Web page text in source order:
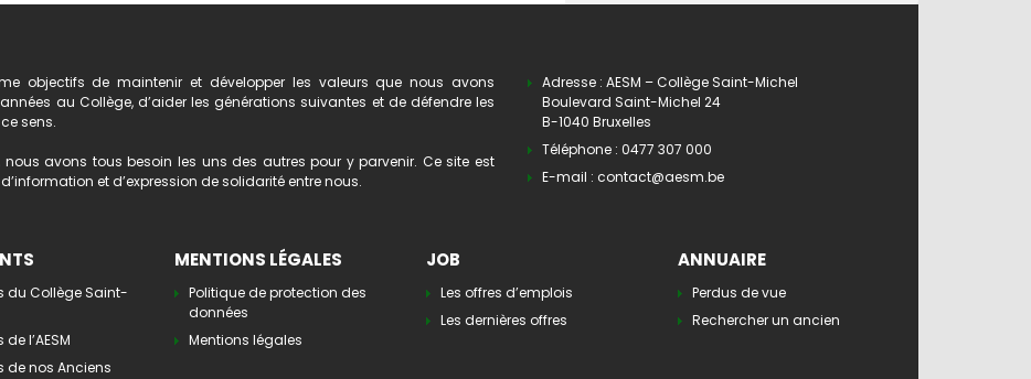
objectifs de maintenir et développer les valeurs que nous avons
au Collège, d’aider les générations suivantes et de défendre les
sens.
nous avons tous besoin les uns des autres pour y parvenir. Ce site est
et d’expression de solidarité entre nous.
Adresse : AESM – Collège Saint-Michel
Boulevard Saint-Michel 24
B-1040 Bruxelles
Téléphone : 0477 307 000
E-mail : contact@aesm.be
du Collège Saint-
l’AESM
de nos Anciens
MENTIONS LÉGALES
Politique de protection des
données
Mentions légales
JOB
Les offres d’emplois
Les dernières offres
ANNUAIRE
Perdus de vue
Rechercher un ancien